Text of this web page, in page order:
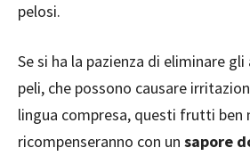
pelosi.
Se si ha la pazienza di eliminare
peli, che possono causare
lingua compresa, questi frutti ben
ricompenseranno con un sapore